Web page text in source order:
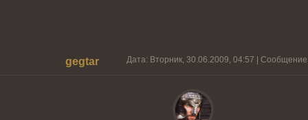
gegtar Дата: Вторник, 30.06.2009, 04:57 |